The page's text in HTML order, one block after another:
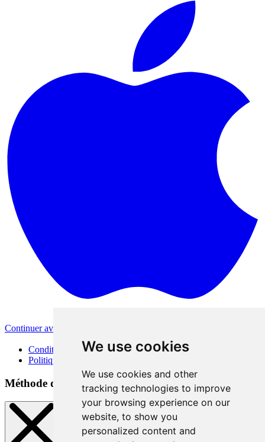
We use cookies
We use cookies and other
tracking technologies to improve
your browsing experience on our
website, to show you
personalized content and
Continuer avec Apple
Conditions d'utilisation
Politique de confidentialité
Méthode de connexion